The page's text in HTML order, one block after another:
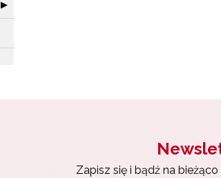
Rozwiń sekcję "Projekty konkursowe"
▶
Zapisz się i bądź na